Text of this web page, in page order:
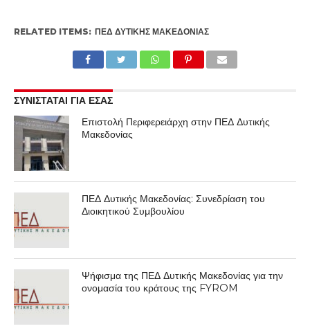
RELATED ITEMS: ΠΕΔ ΔΥΤΙΚΉΣ ΜΑΚΕΔΟΝΊΑΣ
ΣΥΝΙΣΤΑΤΑΙ ΓΙΑ ΕΣΑΣ
Επιστολή Περιφερειάρχη στην ΠΕΔ Δυτικής
Μακεδονίας
ΠΕΔ Δυτικής Μακεδονίας: Συνεδρίαση του
Διοικητικού Συμβουλίου
Ψήφισμα της ΠΕΔ Δυτικής Μακεδονίας για την
ονομασία του κράτους της FYROM